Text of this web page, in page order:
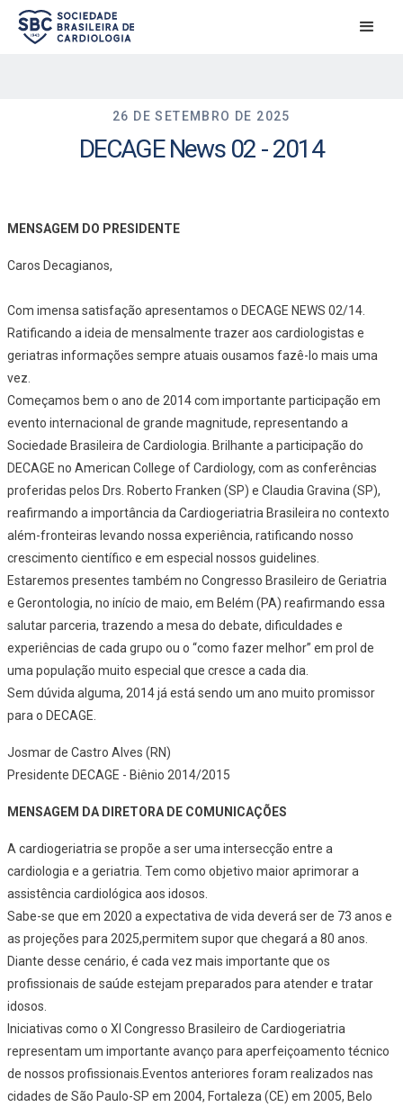
26 DE SETEMBRO DE 2025
DECAGE News 02 - 2014
MENSAGEM DO PRESIDENTE
Caros Decagianos,
Com imensa satisfação apresentamos o DECAGE NEWS 02/14.
Ratificando a ideia de mensalmente trazer aos cardiologistas e
geriatras informações sempre atuais ousamos fazê-lo mais uma
vez.
Começamos bem o ano de 2014 com importante participação em
evento internacional de grande magnitude, representando a
Sociedade Brasileira de Cardiologia. Brilhante a participação do
DECAGE no American College of Cardiology, com as conferências
proferidas pelos Drs. Roberto Franken (SP) e Claudia Gravina (SP),
reafirmando a importância da Cardiogeriatria Brasileira no contexto
além-fronteiras levando nossa experiência, ratificando nosso
crescimento científico e em especial nossos guidelines.
Estaremos presentes também no Congresso Brasileiro de Geriatria
e Gerontologia, no início de maio, em Belém (PA) reafirmando essa
salutar parceria, trazendo a mesa do debate, dificuldades e
experiências de cada grupo ou o “como fazer melhor” em prol de
uma população muito especial que cresce a cada dia.
Sem dúvida alguma, 2014 já está sendo um ano muito promissor
para o DECAGE.
Josmar de Castro Alves (RN)
Presidente DECAGE - Biênio 2014/2015
MENSAGEM DA DIRETORA DE COMUNICAÇÕES
A cardiogeriatria se propõe a ser uma intersecção entre a
cardiologia e a geriatria. Tem como objetivo maior aprimorar a
assistência cardiológica aos idosos.
Sabe-se que em 2020 a expectativa de vida deverá ser de 73 anos e
as projeções para 2025,permitem supor que chegará a 80 anos.
Diante desse cenário, é cada vez mais importante que os
profissionais de saúde estejam preparados para atender e tratar
idosos.
Iniciativas como o XI Congresso Brasileiro de Cardiogeriatria
representam um importante avanço para aperfeiçoamento técnico
de nossos profissionais.Eventos anteriores foram realizados nas
cidades de São Paulo-SP em 2004, Fortaleza (CE) em 2005, Belo